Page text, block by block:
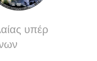
υπέρ